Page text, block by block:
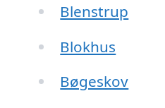
Blenstrup
Blokhus
Bøgeskov